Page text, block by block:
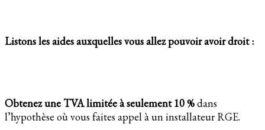
Listons les aides auxquelles vous allez pouvoir avoir droit :
Obtenez une TVA limitée à seulement 10 %dans
l’hypothèse où vous faites appel à un installateur RGE.